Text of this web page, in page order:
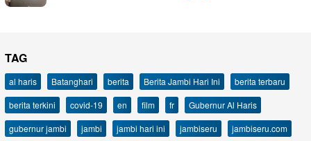
TAG
al haris Batanghari berita Berita Jambi Hari Ini
berita terbaru
berita terkini
covid-19 en film fr
Gubernur Al Haris
gubernur jambi
jambi jambi hari ini jambiseru
jambiseru.com